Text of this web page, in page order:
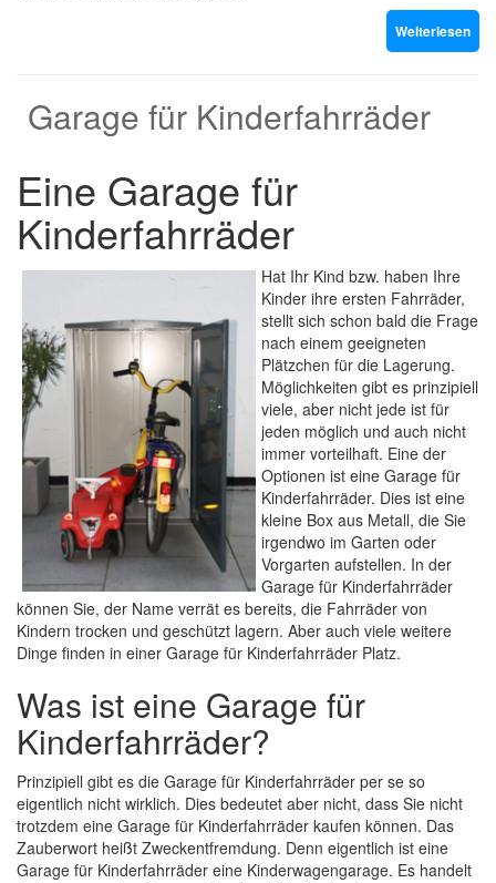
Weiterlesen
Garage für Kinderfahrräder
Eine Garage für
Kinderfahrräder
Hat Ihr Kind bzw. haben Ihre
Kinder ihre ersten Fahrräder,
stellt sich schon bald die Frage
nach einem geeigneten
Plätzchen für die Lagerung.
Möglichkeiten gibt es prinzipiell
viele, aber nicht jede ist für
jeden möglich und auch nicht
immer vorteilhaft. Eine der
Optionen ist eine Garage für
Kinderfahrräder. Dies ist eine
kleine Box aus Metall, die Sie
irgendwo im Garten oder
Vorgarten aufstellen. In der
Garage für Kinderfahrräder
können Sie, der Name verrät es bereits, die Fahrräder von
Kindern trocken und geschützt lagern. Aber auch viele weitere
Dinge finden in einer Garage für Kinderfahrräder Platz.
Was ist eine Garage für
Kinderfahrräder?
Prinzipiell gibt es die Garage für Kinderfahrräder per se so
eigentlich nicht wirklich. Dies bedeutet aber nicht, dass Sie nicht
trotzdem eine Garage für Kinderfahrräder kaufen können. Das
Zauberwort heißt Zweckentfremdung. Denn eigentlich ist eine
Garage für Kinderfahrräder eine Kinderwagengarage. Es handelt